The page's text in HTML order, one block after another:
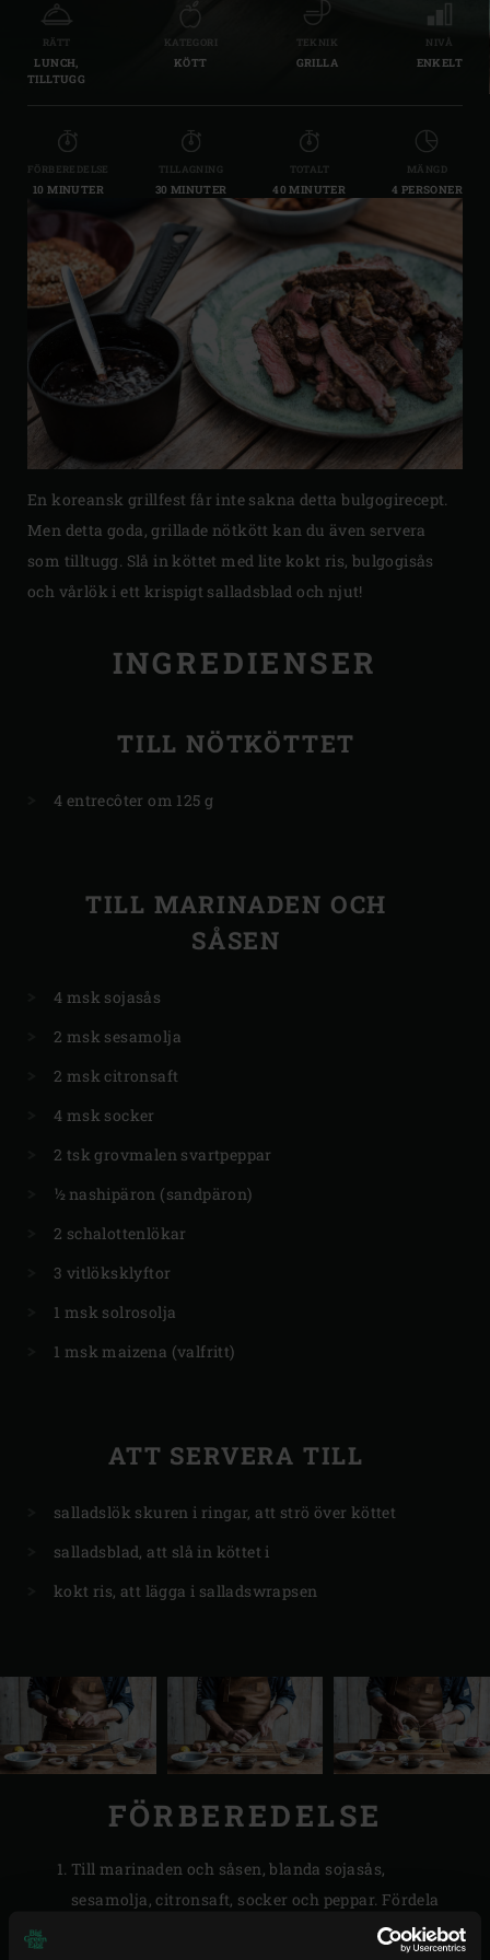
RÄTT
LUNCH,
TILLTUGG
KATEGORI
KÖTT
TEKNIK
GRILLA
NIVÅ
ENKELT
FÖRBEREDELSE
10 MINUTER
TILLAGNING
30 MINUTER
TOTALT
40 MINUTER
MÄNGD
4 PERSONER
En koreansk grillfest får inte sakna detta bulgogirecept.
Men detta goda, grillade nötkött kan du även servera
som tilltugg. Slå in köttet med lite kokt ris, bulgogisås
och vårlök i ett krispigt salladsblad och njut!
INGREDIENSER
TILL NÖTKÖTTET
4 entrecôter om 125 g
TILL MARINADEN OCH
SÅSEN
4 msk sojasås
2 msk sesamolja
2 msk citronsaft
4 msk socker
2 tsk grovmalen svartpeppar
½ nashipäron (sandpäron)
2 schalottenlökar
3 vitlöksklyftor
1 msk solrosolja
1 msk maizena (valfritt)
ATT SERVERA TILL
salladslök skuren i ringar, att strö över köttet
salladsblad, att slå in köttet i
kokt ris, att lägga i salladswrapsen
FÖRBEREDELSE
Till marinaden och såsen, blanda sojasås,
sesamolja, citronsaft, socker och peppar. Fördela
blandningen i två skålar, en till marinaden och en